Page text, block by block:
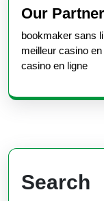
post:
Our
bookmaker sans
meilleur casino en
casino en ligne
Search